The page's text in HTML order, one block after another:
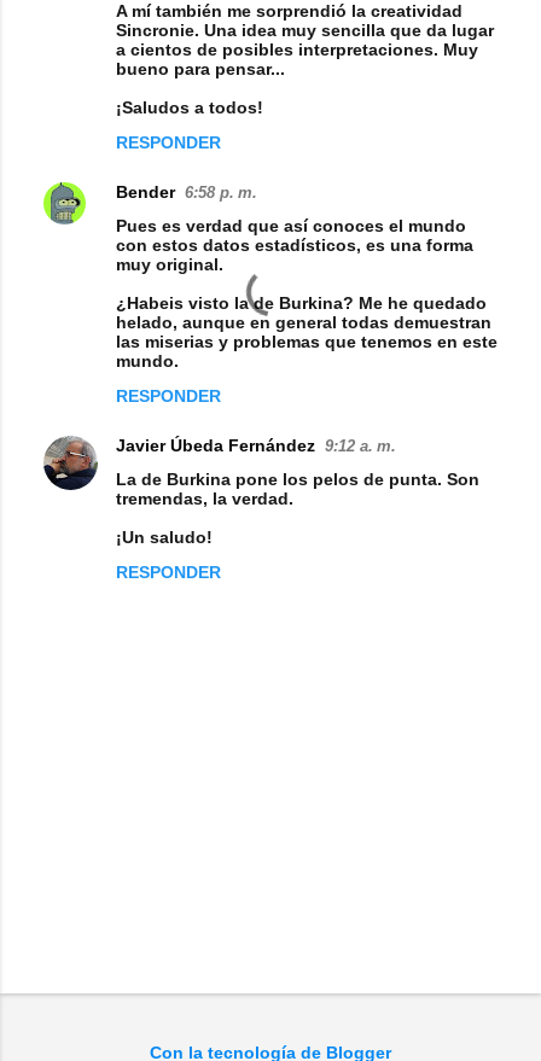
A mí también me sorprendió la creatividad
Sincronie. Una idea muy sencilla que da lugar
a cientos de posibles interpretaciones. Muy
bueno para pensar...
¡Saludos a todos!
RESPONDER
Bender 6:58 p. m.
Pues es verdad que así conoces el mundo
con estos datos estadísticos, es una forma
muy original.
¿Habeis visto la de Burkina? Me he quedado
helado, aunque en general todas demuestran
las miserias y problemas que tenemos en este
mundo.
RESPONDER
Javier Úbeda Fernández 9:12 a. m.
La de Burkina pone los pelos de punta. Son
tremendas, la verdad.
¡Un saludo!
RESPONDER
Con la tecnología de Blogger